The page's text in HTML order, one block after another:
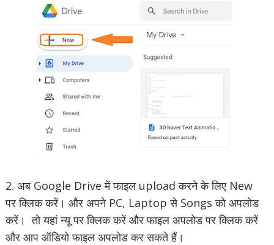
2. अब Google Drive में फाइल upload करने के लिए New
पर क्लिक करें। और अपने PC, Laptop से Songs को अपलोड
करें। तो यहां न्यू पर क्लिक करें और फाइल अपलोड पर क्लिक करें
और आप ऑडियो फाइल अपलोड कर सकते हैं।